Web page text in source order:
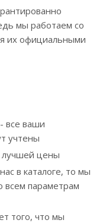
мы работаем со
их официальными
все ваши
учтены
лучшей цены
в каталоге, то мы
всем параметрам
того, что мы